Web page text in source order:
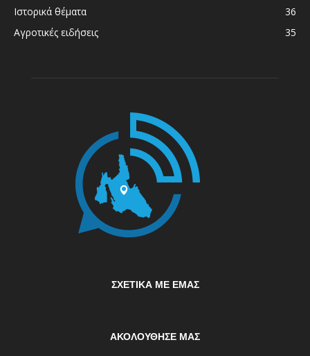
Ιστορικά θέματα
36
Αγροτικές ειδήσεις
35
ΣΧΕΤΙΚΆ ΜΕ ΕΜΆΣ
ΑΚΟΛΟΥΘΗΣΕ ΜΑΣ